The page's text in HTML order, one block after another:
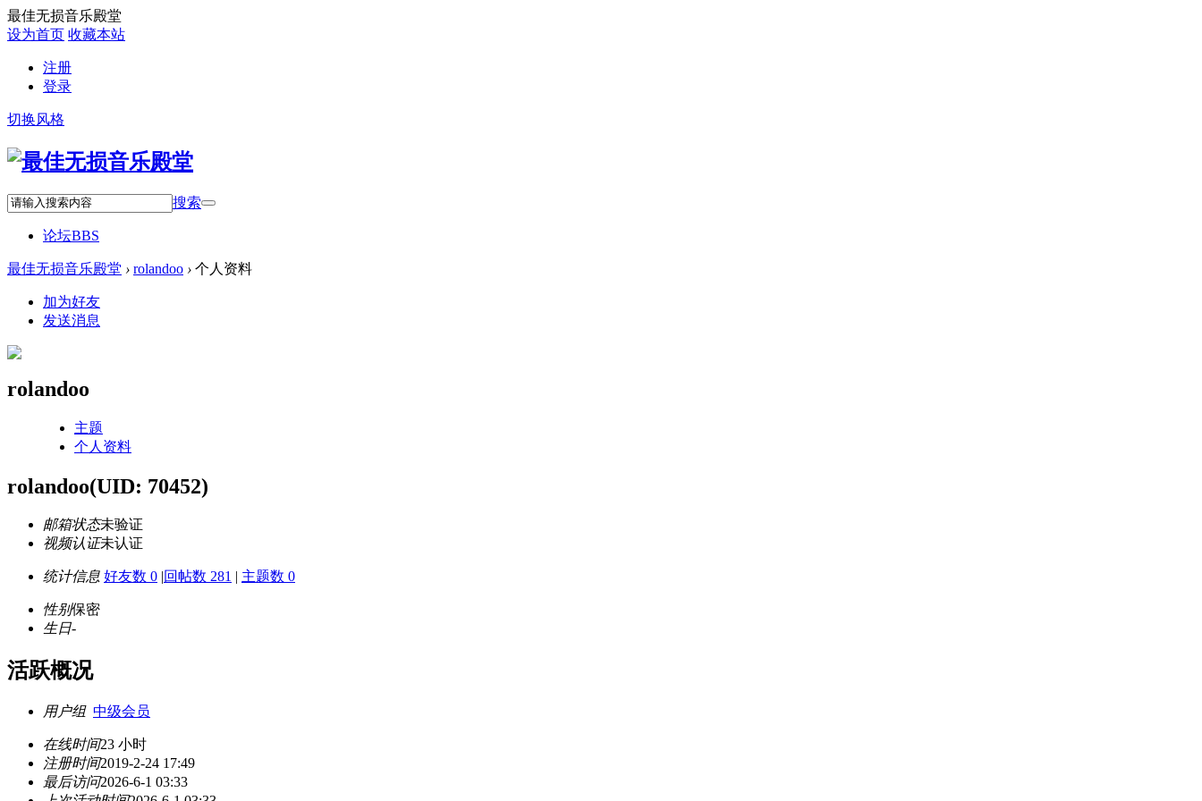
最佳无损音乐殿堂
设为首页 收藏本站
注册
登录
切换风格
搜索
论坛BBS
最佳无损音乐殿堂 › rolandoo › 个人资料
加为好友
发送消息
rolandoo
主题
个人资料
rolandoo(UID: 70452)
邮箱状态未验证
视频认证未认证
统计信息 好友数 0 |回帖数 281 | 主题数 0
性别保密
生日-
活跃概况
用户组 中级会员
在线时间23 小时
注册时间2019-2-24 17:49
最后访问2026-6-1 03:33